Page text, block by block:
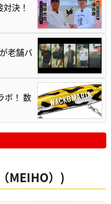
決！
老舗バ
ボ！ 数
MEIHO）)